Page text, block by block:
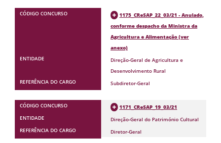
1175_CReSAP_22_03/21 - Anulado,
conforme despacho da Ministra da
Agricultura e Alimentação (ver
anexo)
Direção-Geral de Agricultura e
Desenvolvimento Rural
Subdiretor-Geral
1171_CReSAP_19_03/21
Direção-Geral do Património Cultural
Diretor-Geral